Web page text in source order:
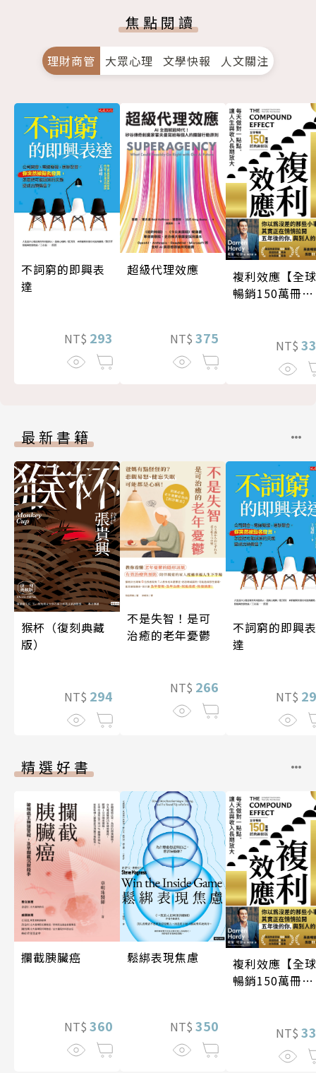
焦點閱讀
理財商管 大眾心理 文學快報 人文關注
不詞窮的即興表
達
NT$ 293
超級代理效應
NT$ 375
複利效應【全球
暢銷150萬冊・
NT$
最新書籍
猴杯（復刻典藏
版）
NT$ 294
不是失智！是可
治癒的老年憂鬱
NT$ 266
不詞窮的即興表
達
NT$
精選好書
攔截胰臟癌
NT$ 360
鬆綁表現焦慮
NT$ 350
複利效應【全球
暢銷150萬冊・
NT$